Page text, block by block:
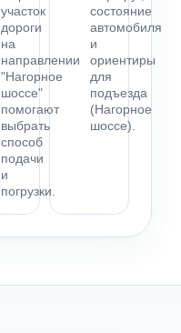
участок
дороги
на
направлении
"Нагорное
шоссе"
помогают
выбрать
способ
подачи
и
погрузки.
состояние
автомобиля
и
ориентиры
для
подъезда
(Нагорное
шоссе).